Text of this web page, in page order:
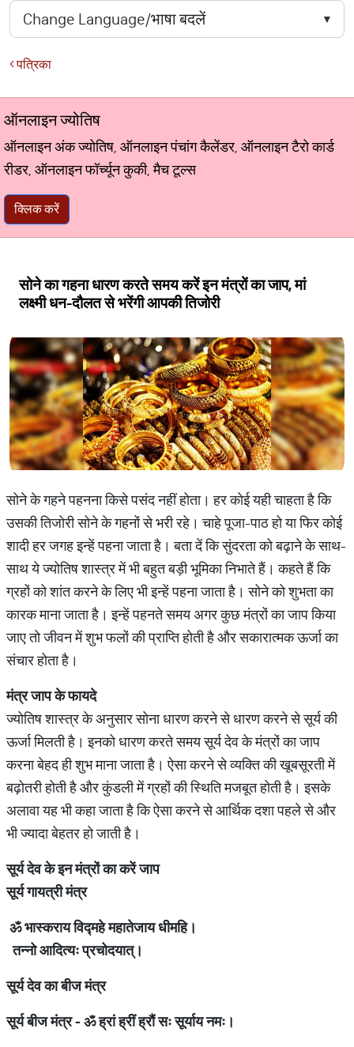
पत्रिका
ऑनलाइन ज्योतिष
ऑनलाइन अंक ज्योतिष, ऑनलाइन पंचांग कैलेंडर, ऑनलाइन टैरो कार्ड
रीडर, ऑनलाइन फॉर्च्यून कुकी, मैच टूल्स
क्लिक करें
सोने का गहना धारण करते समय करें इन मंत्रों का जाप, मां
लक्ष्मी धन-दौलत से भरेंगी आपकी तिजोरी
सोने के गहने पहनना किसे पसंद नहीं होता। हर कोई यही चाहता है कि
उसकी तिजोरी सोने के गहनों से भरी रहे। चाहे पूजा-पाठ हो या फिर कोई
शादी हर जगह इन्हें पहना जाता है। बता दें कि सुंदरता को बढ़ाने के साथ-
साथ ये ज्योतिष शास्त्र में भी बहुत बड़ी भूमिका निभाते हैं। कहते हैं कि
ग्रहों को शांत करने के लिए भी इन्हें पहना जाता है। सोने को शुभता का
कारक माना जाता है। इन्हें पहनते समय अगर कुछ मंत्रों का जाप किया
जाए तो जीवन में शुभ फलों की प्राप्ति होती है और सकारात्मक ऊर्जा का
संचार होता है।
मंत्रजापकेफायदे
ज्योतिष शास्त्र के अनुसार सोना धारण करने से धारण करने से सूर्य की
ऊर्जा मिलती है। इनको धारण करते समय सूर्य देव के मंत्रों का जाप
करना बेहद ही शुभ माना जाता है। ऐसा करने से व्यक्ति की खूबसूरती में
बढ़ोतरी होती है और कुंडली में ग्रहों की स्थिति मजबूत होती है। इसके
अलावा यह भी कहा जाता है कि ऐसा करने से आर्थिक दशा पहले से और
भी ज्यादा बेहतर हो जाती है।
सूर्यदेवकेइनमंत्रोंकाकरेंजाप
सूर्यगायत्रीमंत्र
ॐभास्करायविद्महेमहातेजायधीमहि।
तन्नोआदित्यःप्रचोदयात्।
सूर्यदेवकाबीजमंत्र
सूर्यबीजमंत्र-ॐह्रांह्रींह्रौंसःसूर्यायनमः।